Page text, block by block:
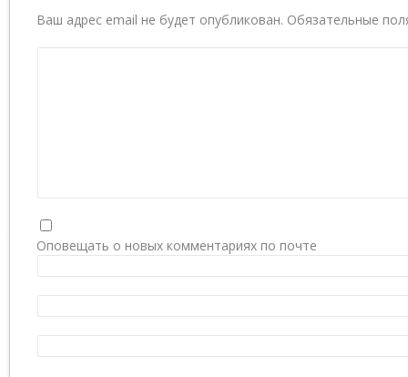
Ваш адрес email не будет опубликован. Обязательные
Оповещать о новых комментариях по почте